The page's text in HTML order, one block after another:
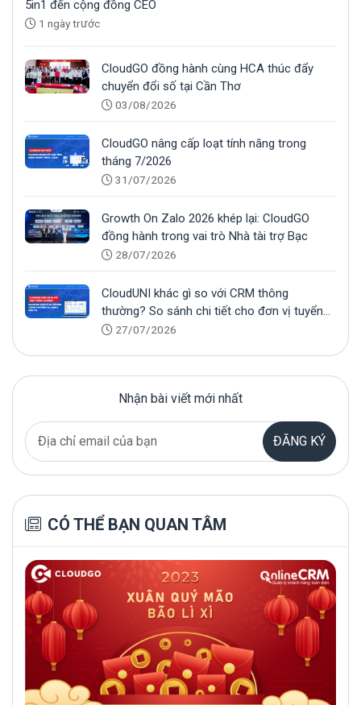
5in1 đến cộng đồng CEO
1 ngày trước
CloudGO đồng hành cùng HCA thúc đẩy
chuyển đổi số tại Cần Thơ
03/08/2026
CloudGO nâng cấp loạt tính năng trong
tháng 7/2026
31/07/2026
Growth On Zalo 2026 khép lại: CloudGO
đồng hành trong vai trò Nhà tài trợ Bạc
28/07/2026
CloudUNI khác gì so với CRM thông
thường? So sánh chi tiết cho đơn vị tuyển
sinh27/07/2026
Nhận bài viết mới nhất
ĐĂNG KÝ
CÓ THỂ BẠN QUAN TÂM